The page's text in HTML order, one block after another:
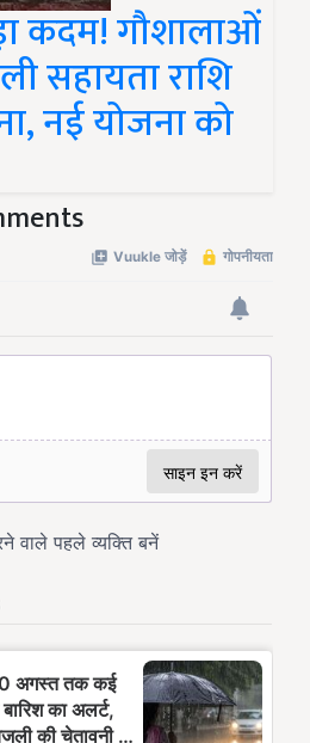
कदम! गौशालाओं
सहायता राशि
नई योजना को